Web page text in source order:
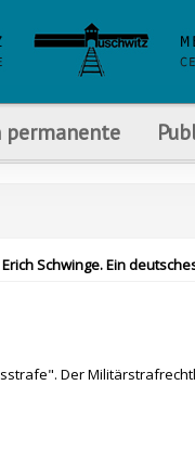
permanente
Schwinge. Ein
Der